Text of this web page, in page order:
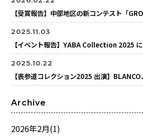
【受賞報告】中部地区の新コンテスト「
2025.11.03
【イベント報告】YABA Collection 2025
2025.10.22
【表参道コレクション2025 出演】
Archive
2026年2月(1)